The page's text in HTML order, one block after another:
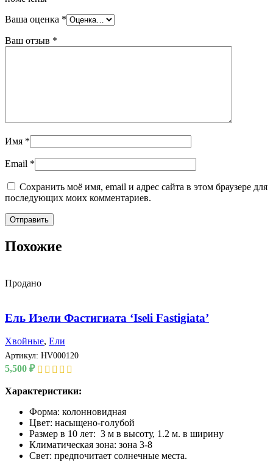
Ваша оценка *
Ваш отзыв *
Имя *
Email *
Сохранить моё имя, email и адрес сайта в этом браузере для
последующих моих комментариев.
Похожие
Продано
Ель Изели Фастигиата ‘Iseli Fastigiata’
Хвойные, Ели
Артикул: HV000120
5,500 ₽
Характеристики:
Форма: колонновидная
Цвет: насыщено-голубой
Размер в 10 лет: 3 м в высоту, 1.2 м. в ширину
Климатическая зона: зона 3-8
Свет: предпочитает солнечные места.